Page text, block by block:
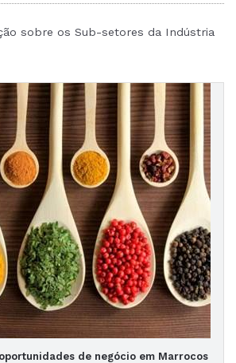
sobre os Sub-setores da Indústria
de negócio em Marrocos